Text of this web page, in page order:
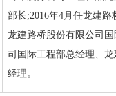
部长;2016年4月任龙建
龙建路桥股份有限公司
司国际工程部总经理、
经理。